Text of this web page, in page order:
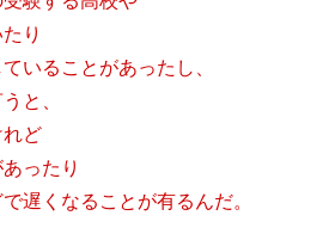
り
いることがあったし、
と、
れど
ったり
遅くなることが有るんだ。